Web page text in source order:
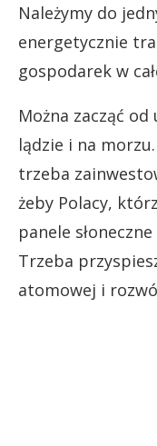
Należymy do
energetycznie
gospodarek w
Można zacząć
lądzie i na
trzeba
żeby Polacy,
panele
Trzeba
atomowej i